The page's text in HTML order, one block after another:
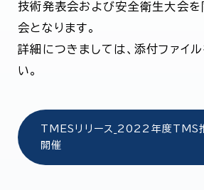
技術発表会および安全衛生大会を
会となります。
詳細につきましては、添付ファイ
い。
TMESリリース_2022年度TMS
開催